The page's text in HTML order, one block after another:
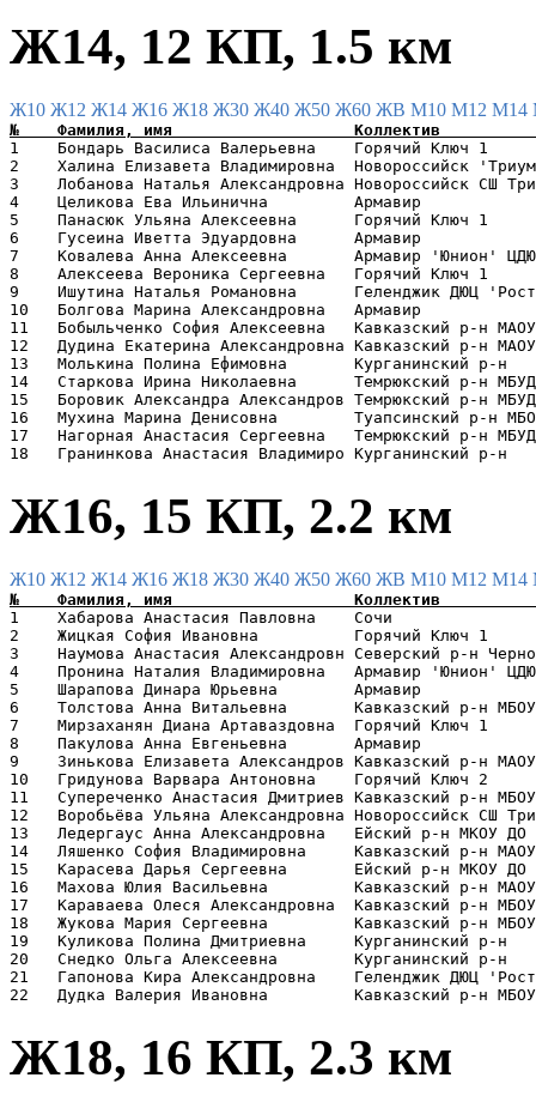
Ж14, 12 КП, 1.5 км
Ж10 Ж12 Ж14 Ж16 Ж18 Ж30 Ж40 Ж50 Ж60 ЖВ М10 М12 М14
1    Бондарь Василиса Валерьевна    Горячий
2    Халина Елизавета Владимировна
3    Лобанова Наталья Александровна
4    Целикова Ева Ильинична         Армавир
5    Панасюк Ульяна Алексеевна      Горячий
6    Гусеина Иветта Эдуардовна
7    Ковалева Анна Алексеевна       Армавир
8    Алексеева Вероника Сергеевна   Горячий
9    Ишутина Наталья Романовна      Геленджик
10   Болгова Марина Александровна
11   Бобыльченко София Алексеевна
12   Дудина Екатерина Александровна
13   Молькина Полина Ефимовна
14   Старкова Ирина Николаевна
15   Боровик Александра Александров
16   Мухина Марина Денисовна
17   Нагорная Анастасия Сергеевна
Ж16, 15 КП, 2.2 км
Ж10 Ж12 Ж14 Ж16 Ж18 Ж30 Ж40 Ж50 Ж60 ЖВ М10 М12 М14
1    Хабарова Анастасия Павловна    Сочи
2    Жицкая София Ивановна          Горячий
3    Наумова Анастасия Александровн
4    Пронина Наталия Владимировна   Армавир
5    Шарапова Динара Юрьевна        Армавир
6    Толстова Анна Витальевна
7    Мирзаханян Диана Артаваздовна  Горячий
8    Пакулова Анна Евгеньевна       Армавир
9    Зинькова Елизавета Александров
10   Гридунова Варвара Антоновна    Горячий
11   Супереченко Анастасия Дмитриев
12   Воробьёва Ульяна Александровна
13   Ледергаус Анна Александровна   Ейский р-
14   Ляшенко София Владимировна
15   Карасева Дарья Сергеевна       Ейский р-н
16   Махова Юлия Васильевна         Кавказский
17   Караваева Олеся Александровна
18   Жукова Мария Сергеевна         Кавказский
19   Куликова Полина Дмитриевна
20   Снедко Ольга Алексеевна
21   Гапонова Кира Александровна    Геленджик
Ж18, 16 КП, 2.3 км